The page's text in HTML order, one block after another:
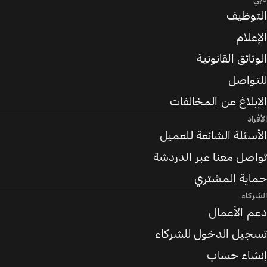
التوظيف
الإعلام
الوثائق القانونية
للتواصل
الإبلاغ عن المخالفات
الأفراد
الأسئلة الشائعة للعميل
تواصل معنا عبر الدردشة
حماية المشتري
الشركاء
دعم الأعمال
تسجيل الدخول للشركاء
إنشاء حساب